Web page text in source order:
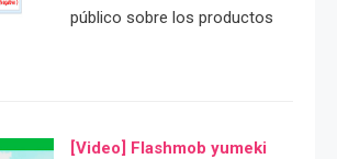
público sobre los productos
[Video] Flashmob yumeki